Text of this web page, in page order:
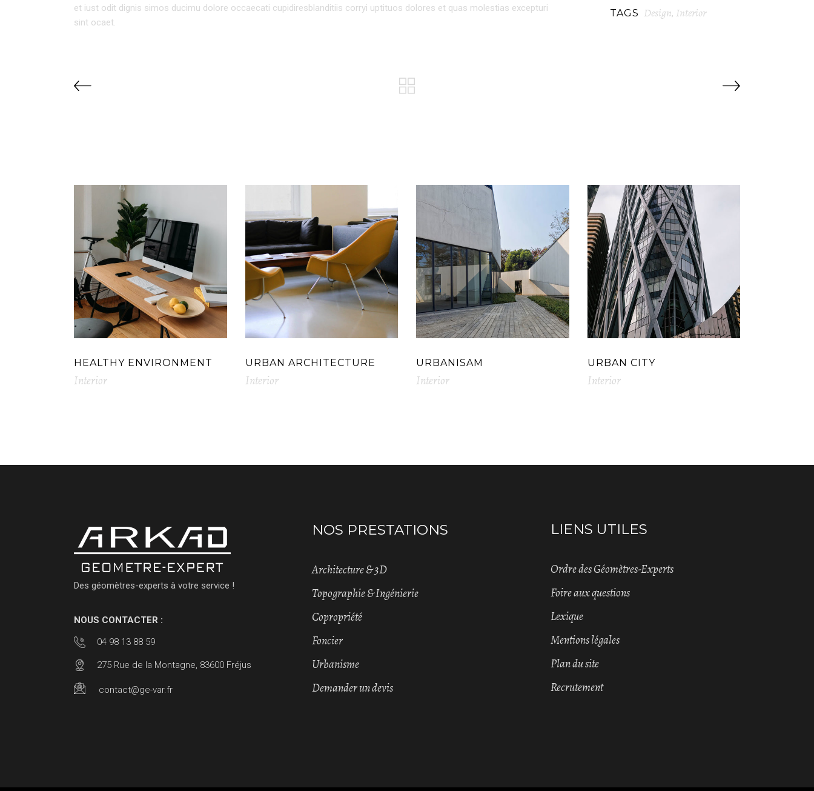
et iust odit dignis simos ducimu dolore occaecati cupidiresblanditiis corryi uptituos dolores et quas molestias excepturi
sint ocaet.
TAGS Design, Interior
HEALTHY ENVIRONMENT
Interior
URBAN ARCHITECTURE
Interior
URBANISAM
Interior
URBAN CITY
Interior
Des géomètres-experts à votre service !
NOUS CONTACTER :
04 98 13 88 59
275 Rue de la Montagne, 83600 Fréjus
contact@ge-var.fr
NOS PRESTATIONS
Architecture & 3D
Topographie & Ingénierie
Copropriété
Foncier
Urbanisme
Demander un devis
LIENS UTILES
Ordre des Géomètres-Experts
Foire aux questions
Lexique
Mentions légales
Plan du site
Recrutement